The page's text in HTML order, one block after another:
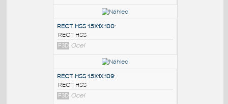
PODOBNÉ BLOKY:
RECT. HSS 2X1X.100:
F3D Ocel